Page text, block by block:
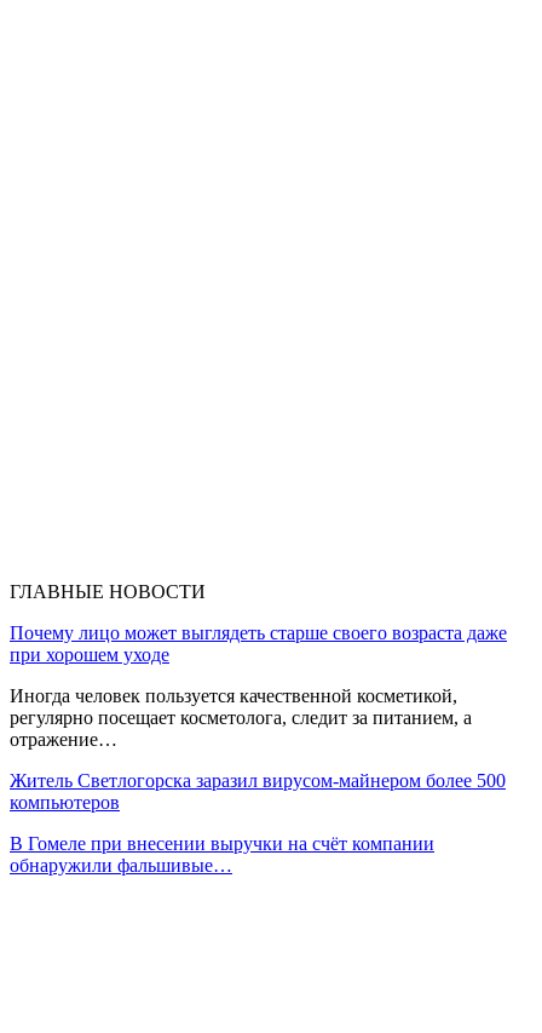
ГЛАВНЫЕ НОВОСТИ
Почему лицо может выглядеть старше своего возраста даже
при хорошем уходе
Иногда человек пользуется качественной косметикой,
регулярно посещает косметолога, следит за питанием, а
отражение…
Житель Светлогорска заразил вирусом-майнером более 500
компьютеров
В Гомеле при внесении выручки на счёт компании
обнаружили фальшивые…